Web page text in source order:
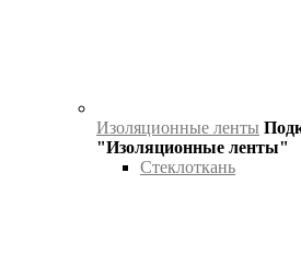
Изоляционные ленты
"Изоляционные ленты"
Стеклоткань